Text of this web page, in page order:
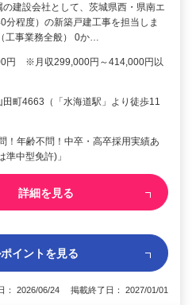
の建設会社として、茨城県西・県南エ
分程度）の新築戸建工事を担当しま
工事業務全般） 0か…
円 ※月収299,000円～414,000円以
町4663（「水海道駅」より徒歩11
！年齢不問！中卒・高卒採用実績あ
準中型免許)」
詳細を見る
イントを見る
： 2026/06/24 掲載終了日： 2027/01/01